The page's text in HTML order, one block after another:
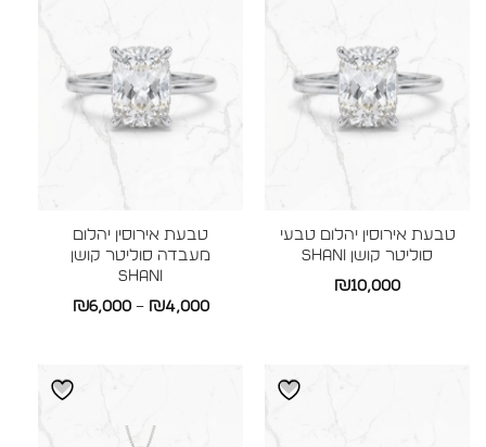
טבעת אירוסין יהלום טבעי
סוליטר קושן SHANI
₪10,000
טבעת אירוסין יהלום
מעבדה סוליטר קושן
SHANI
₪4,000
–
₪6,000
עד